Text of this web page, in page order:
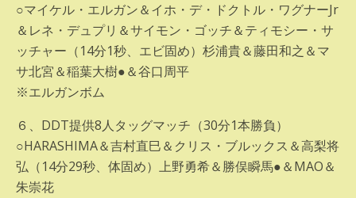
○マイケル・エルガン＆イホ・デ・ドクトル・ワグナーJr
＆レネ・デュプリ＆サイモン・ゴッチ＆ティモシー・サ
ッチャー（14分1秒、エビ固め）杉浦貴＆藤田和之＆マ
サ北宮＆稲葉大樹●＆谷口周平
※エルガンボム
６、DDT提供8人タッグマッチ（30分1本勝負）
○HARASHIMA＆吉村直巳＆クリス・ブルックス＆高梨将
弘（14分29秒、体固め）上野勇希＆勝俣瞬馬●＆MAO＆
朱崇花